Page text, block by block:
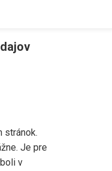
stránok.
Je pre
v